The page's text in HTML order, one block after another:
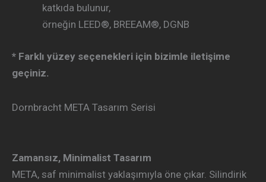
katkıda bulunur,
örneğin LEED®, BREEAM®, DGNB
* Farklı yüzey seçenekleri için bizimle iletişime
geçiniz.
Dornbracht META Tasarım Serisi
Zamansız, Minimalist Tasarım
META, saf minimalist yaklaşımıyla öne çıkar. Silindirik